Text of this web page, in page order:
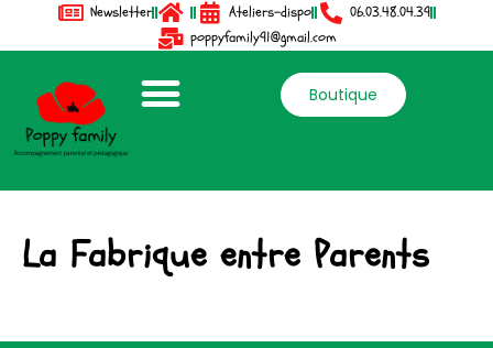
Newsletter Ateliers-dispo
06.03.48.04.39
poppyfamily91@gmail.com
Boutique
La Fabrique entre Parents